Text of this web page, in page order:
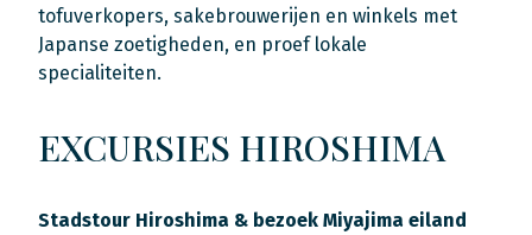
tofuverkopers, sakebrouwerijen en winkels met
Japanse zoetigheden, en proef lokale
specialiteiten.
EXCURSIES HIROSHIMA
Stadstour Hiroshima & bezoek Miyajima eiland